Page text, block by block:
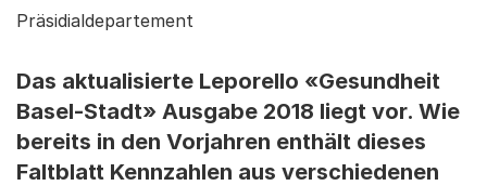
Präsidialdepartement
Das aktualisierte Leporello «Gesundheit
Basel-Stadt» Ausgabe 2018 liegt vor. Wie
bereits in den Vorjahren enthält dieses
Faltblatt Kennzahlen aus verschiedenen